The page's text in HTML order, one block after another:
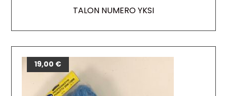
TALON NUMERO YKSI
19,00 €